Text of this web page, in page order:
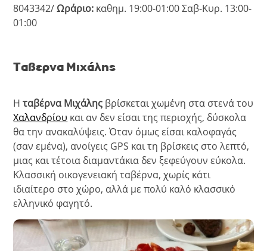
8043342/Ωράριο: καθημ. 19:00-01:00 Σαβ-Κυρ. 13:00-
01:00
Ταβερνα Μιχάλης
Ηταβέρνα Μιχάλης βρίσκεται χωμένη στα στενά του
Χαλανδρίου και αν δεν είσαι της περιοχής, δύσκολα
θα την ανακαλύψεις. Όταν όμως είσαι καλοφαγάς
(σαν εμένα), ανοίγεις GPS και τη βρίσκεις στο λεπτό,
μιας και τέτοια διαμαντάκια δεν ξεφεύγουν εύκολα.
Κλασσική οικογενειακή ταβέρνα, χωρίς κάτι
ιδιαίτερο στο χώρο, αλλά με πολύ καλό κλασσικό
ελληνικό φαγητό.